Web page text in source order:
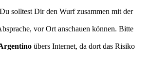
solltest Dir den Wurf zusammen mit der
vor Ort anschauen können. Bitte
übers Internet, da dort das Risiko